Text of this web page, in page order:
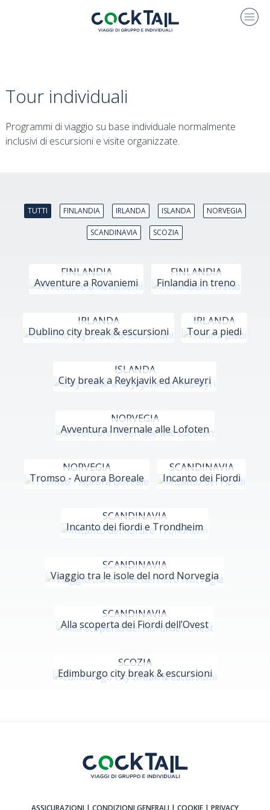
Tour individuali
Programmi di viaggio su base individuale normalmente
inclusivi di escursioni e visite organizzate.
TUTTI FINLANDIA IRLANDA ISLANDA NORVEGIA
SCANDINAVIA SCOZIA
Avventure a Rovaniemi
FINLANDIA
Finlandia in treno
FINLANDIA
Dublino city break & escursioni
IRLANDA
Tour a piedi
IRLANDA
City break a Reykjavik ed Akureyri
ISLANDA
Avventura Invernale alle Lofoten
NORVEGIA
Tromso - Aurora Boreale
NORVEGIA
Incanto dei Fiordi
SCANDINAVIA
Incanto dei fiordi e Trondheim
SCANDINAVIA
Viaggio tra le isole del nord Norvegia
SCANDINAVIA
Alla scoperta dei Fiordi dell’Ovest
SCANDINAVIA
Edimburgo city break & escursioni
SCOZIA